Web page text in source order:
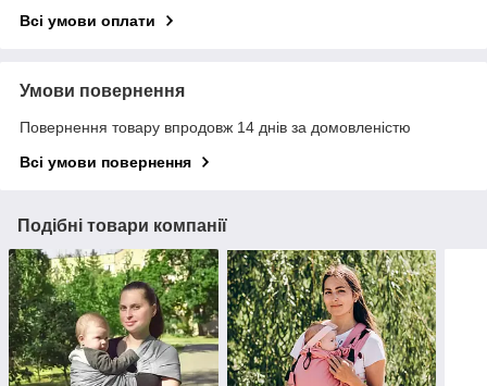
Всі умови оплати
Умови повернення
Повернення товару впродовж 14 днів за домовленістю
Всі умови повернення
Подібні товари компанії